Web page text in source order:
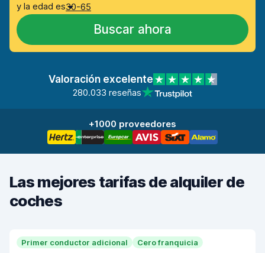
y la edad es30-65
Buscar ahora
Valoración excelente
280.033 reseñas
+1000 proveedores
Las mejores tarifas de alquiler de
coches
Primer conductor adicional Cero franquicia